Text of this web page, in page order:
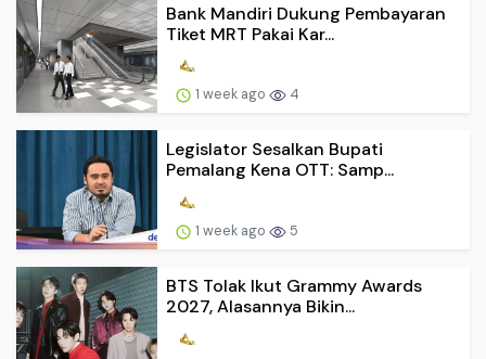
Bank Mandiri Dukung Pembayaran
Tiket MRT Pakai Kar...
1 week ago 4
Legislator Sesalkan Bupati
Pemalang Kena OTT: Samp...
1 week ago 5
BTS Tolak Ikut Grammy Awards
2027, Alasannya Bikin...